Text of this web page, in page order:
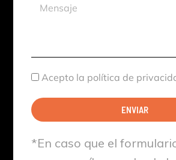
Mensaje
Aceptación
Acepto la política de
ENVIAR
*En caso que el